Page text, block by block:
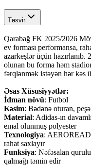
Təsvir
Qarabağ FK 2025/2026
ev forması performansa,
azarkeşlər üçün
olunan bu forma həm
fərqlənmək istəyən hər kəs
Əsas Xüsusiyyətlər:
İdman növü: Futbol
Kəsim: Bədənə oturan,
Material: Adidas-ın
emal olunmuş polyester
Texnologiya:
rahat saxlayır
Funksiya: Nəfəsalan
qalmağı təmin edir